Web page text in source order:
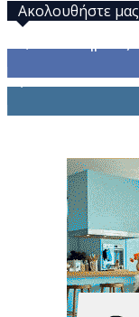
Ακολουθήστε μας